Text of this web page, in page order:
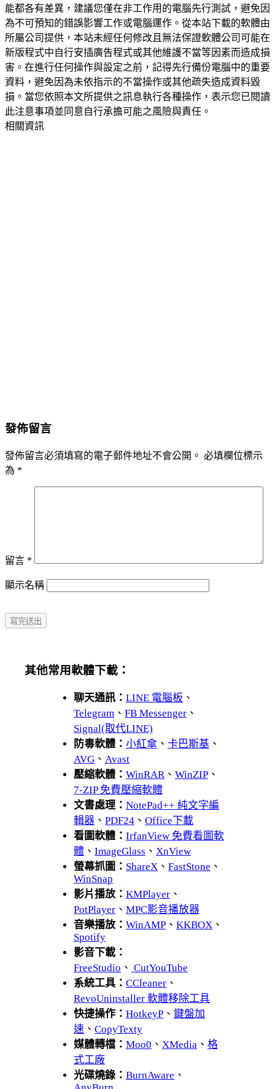
能都各有差異，建議您僅在非工作用的電腦先行測試，避免因
為不可預知的錯誤影響工作或電腦運作。從本站下載的軟體由
所屬公司提供，本站未經任何修改且無法保證軟體公司可能在
新版程式中自行安插廣告程式或其他維護不當等因素而造成損
害。在進行任何操作與設定之前，記得先行備份電腦中的重要
資料，避免因為未依指示的不當操作或其他疏失造成資料毀
損。當您依照本文所提供之訊息執行各種操作，表示您已閱讀
此注意事項並同意自行承擔可能之風險與責任。
相關資訊
發佈留言
發佈留言必須填寫的電子郵件地址不會公開。 必填欄位標示
為 *
留言 *
顯示名稱
其他常用軟體下載：
聊天通訊： LINE 電腦板 、
Telegram 、 FB Messenger 、
Signal(取代LINE)
防毒軟體： 小紅傘 、 卡巴斯基 、
AVG 、 Avast
壓縮軟體： WinRAR、 WinZIP 、
7-ZIP 免費壓縮軟體
文書處理： NotePad++ 純文字編
輯器 、 PDF24 、 Office下載
看圖軟體： IrfanView 免費看圖軟
體 、 ImageGlass 、 XnView
螢幕抓圖： ShareX 、 FastStone 、
WinSnap
影片播放： KMPlayer 、
PotPlayer 、 MPC影音播放器
音樂播放： WinAMP 、 KKBOX 、
Spotify
影音下載：
FreeStudio 、 CutYouTube
系統工具： CCleaner 、
RevoUninstaller 軟體移除工具
快捷操作： HotkeyP 、 鍵盤加
速 、 CopyTexty
媒體轉檔： Moo0 、 XMedia 、 格
式工廠
光碟燒錄： BurnAware 、